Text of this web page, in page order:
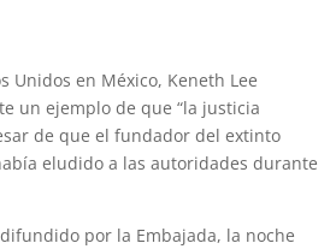
Unidos en México, Keneth Lee
un ejemplo de que “la justicia
de que el fundador del extinto
eludido a las autoridades durante
por la Embajada, la noche